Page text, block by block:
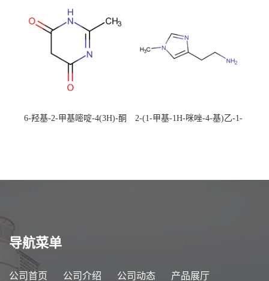
校可先用后付
6-羟基-2-甲基嘧啶-4(3H)-酮
2-(1-甲基-1H-咪唑-4-基)乙-1-
导航菜单
公司首页 公司介绍 公司动态 产品展厅